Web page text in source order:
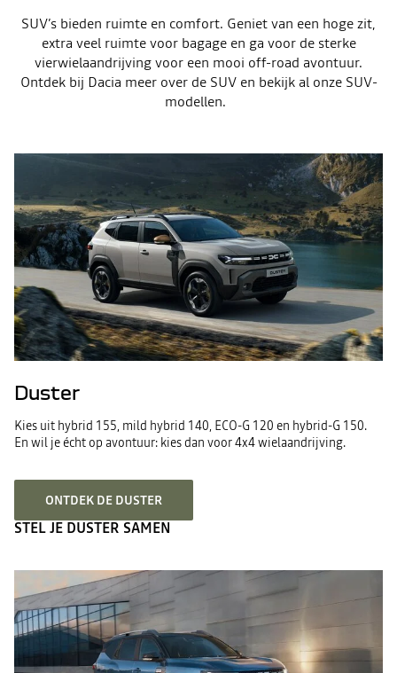
SUV’s bieden ruimte en comfort. Geniet van een hoge zit,
extra veel ruimte voor bagage en ga voor de sterke
vierwielaandrijving voor een mooi off-road avontuur.
Ontdek bij Dacia meer over de SUV en bekijk al onze SUV-
modellen.
Duster
Kies uit hybrid 155, mild hybrid 140, ECO-G 120 en hybrid-G 150.
En wil je écht op avontuur: kies dan voor 4x4 wielaandrijving.
ONTDEK DE DUSTER
STEL JE DUSTER SAMEN